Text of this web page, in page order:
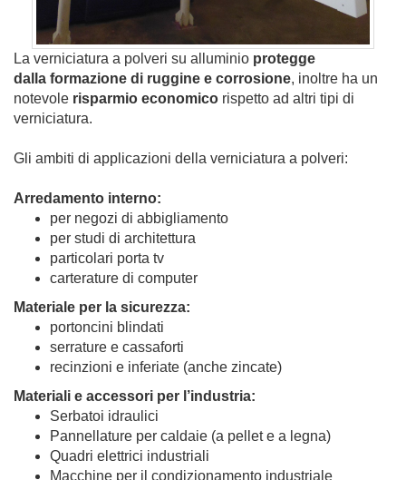
La verniciatura a polveri su alluminio protegge
dalla formazione di ruggine e corrosione, inoltre ha un
notevole risparmio economico rispetto ad altri tipi di
verniciatura.
Gli ambiti di applicazioni della verniciatura a polveri:
Arredamento interno:
per negozi di abbigliamento
per studi di architettura
particolari porta tv
carterature di computer
Materiale per la sicurezza:
portoncini blindati
serrature e cassaforti
recinzioni e inferiate (anche zincate)
Materiali e accessori per l’industria:
Serbatoi idraulici
Pannellature per caldaie (a pellet e a legna)
Quadri elettrici industriali
Macchine per il condizionamento industriale